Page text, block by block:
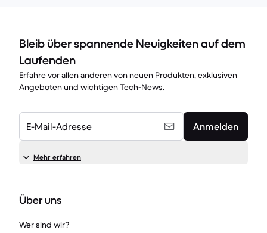
Bleib über spannende Neuigkeiten auf dem
Laufenden
Erfahre vor allen anderen von neuen Produkten, exklusiven
Angeboten und wichtigen Tech-News.
E-Mail-Adresse Anmelden
Mehr erfahren
Über uns
Wer sind wir?